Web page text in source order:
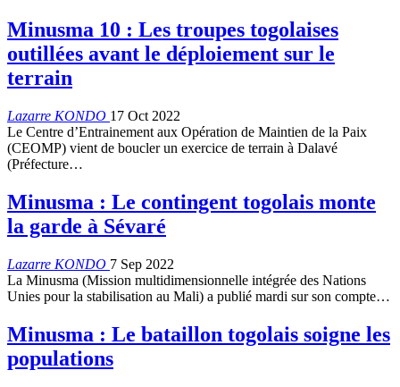
Minusma 10 : Les troupes togolaises
outillées avant le déploiement sur le
terrain
Lazarre KONDO 17 Oct 2022
Le Centre d’Entrainement aux Opération de Maintien de la Paix
(CEOMP) vient de boucler un exercice de terrain à Dalavé
(Préfecture…
Minusma : Le contingent togolais monte
la garde à Sévaré
Lazarre KONDO 7 Sep 2022
La Minusma (Mission multidimensionnelle intégrée des Nations
Unies pour la stabilisation au Mali) a publié mardi sur son compte…
Minusma : Le bataillon togolais soigne les
populations